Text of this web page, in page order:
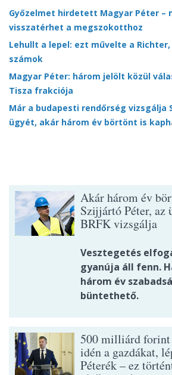
Győzelmet hirdetett Magyar Péter –
visszatérhet a megszokotthoz
Lehullt a lepel: ezt művelte a
számok
Magyar Péter: három jelölt közül
Tisza frakciója
Már a budapesti rendőrség vizsgálja
ügyét, akár három év börtönt is
Akár három év
Szijjártó Péter, az
BRFK vizsgálja
Vesztegetés
gyanúja áll fenn.
három év
büntethető.
500 milliárd
idén a gazdákat,
Péterék – ez